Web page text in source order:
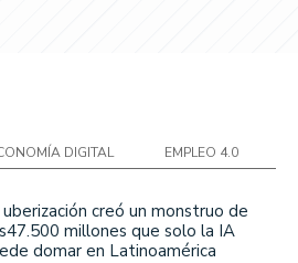
DIGITAL EMPLEO 4.0
uberización creó un monstruo de
millones que solo la IA
domar en Latinoamérica